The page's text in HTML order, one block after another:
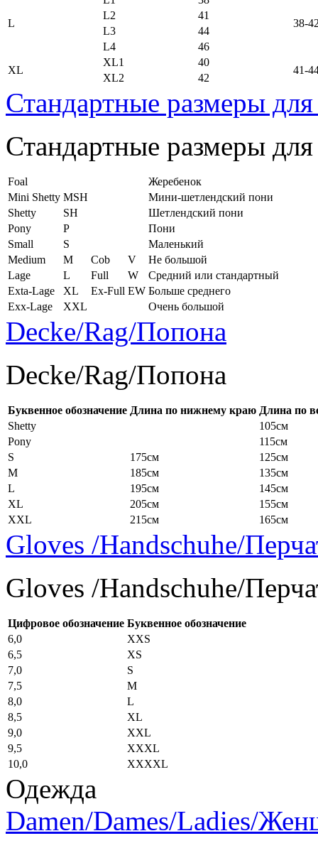
L
38-
L2
41
L3
44
L4
46
XL
XL1 40
41-
XL2 42
Стандартные размеры
Стандартные размеры
Foal
Жеребенок
Mini Shetty MSH
Мини-шетлендский пони
Shetty
SH
Шетлендский пони
Pony
P
Пони
Small
S
Маленький
Medium
M Cob V
Не большой
Lage
L Full W
Средний или стандартный
Exta-Lage
XL Ex-Full EW Больше среднего
Exx-Lage
XXL Очень большой
Decke/Rag/Попона
Decke/Rag/Попона
Буквенное обозначение Длина по нижнему краю Длина по
Shetty
105см
Pony
115см
S
175см
125см
M
185см
135см
L
195см
145см
XL
205см
155см
XXL
215см 165см
Gloves /Handschuhe/
Gloves /Handschuhe/
Цифровое обозначение Буквенное обозначение
6,0
XXS
6,5
XS
7,0
S
7,5
M
8,0
L
8,5
XL
9,0
XXL
9,5
XXXL
10,0
XXXXL
Одежда
Damen/Dames/Ladies/